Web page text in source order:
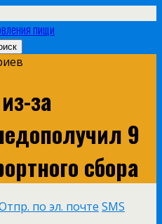
пищи
за
9
сбора
по эл. почте SMS